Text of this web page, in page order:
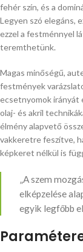
fehér szín, és a
Legyen szó elegáns,
ezzel a festménnyel
teremthetünk.
Magas minőségű,
festmények
ecsetnyomok irányát
olaj- és akril
élmény alapvető
vakkeretre feszítve,
képkeret nélkül is
„A szem
elképzelése
egyik legfőbb